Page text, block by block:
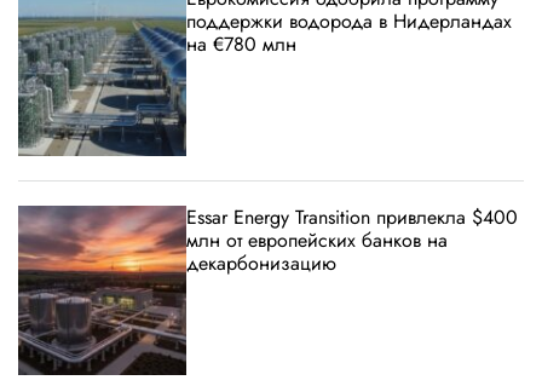
поддержки водорода в Нидерландах
на €780 млн
Essar Energy Transition привлекла $400
млн от европейских банков на
декарбонизацию